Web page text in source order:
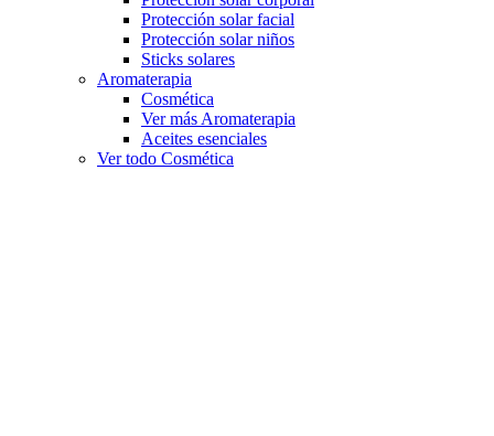
Protección solar facial
Protección solar niños
Sticks solares
Aromaterapia
Cosmética
Ver más Aromaterapia
Aceites esenciales
Ver todo Cosmética